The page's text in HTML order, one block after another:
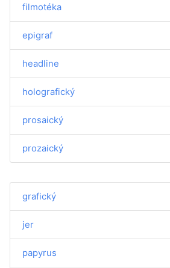
filmotéka
epigraf
headline
holografický
prosaický
prozaický
grafický
jer
papyrus